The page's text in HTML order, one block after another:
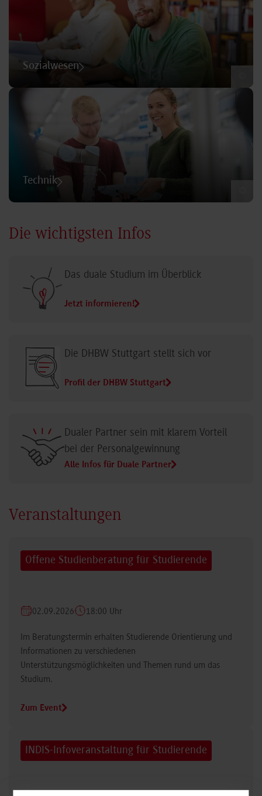
Sozialwesen
Technik
Die wichtigsten Infos
Das duale Studium im Überblick
Jetzt informieren!
Die DHBW Stuttgart stellt sich vor
Profil der DHBW Stuttgart
Dualer Partner sein mit klarem Vorteil
bei der Personalgewinnung
Alle Infos für Duale Partner
Veranstaltungen
Offene Studienberatung für Studierende
02.09.2026 18:00 Uhr
Im Beratungstermin erhalten Studierende Orientierung und
Informationen zu verschiedenen
Unterstützungsmöglichkeiten und Themen rund um das
Studium.
Zum Event
INDIS-Infoveranstaltung für Studierende